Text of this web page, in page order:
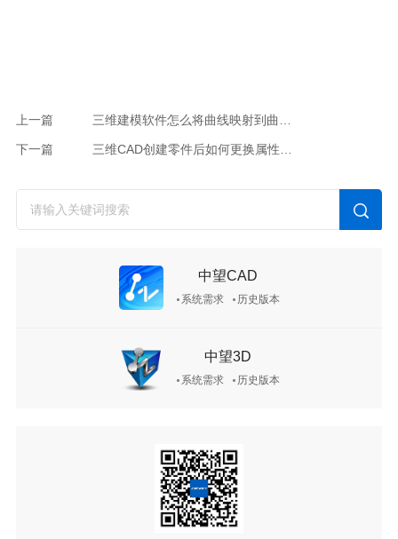
上一篇
下一篇
中望CAD
系统需求 历史版本
中望3D
系统需求 历史版本